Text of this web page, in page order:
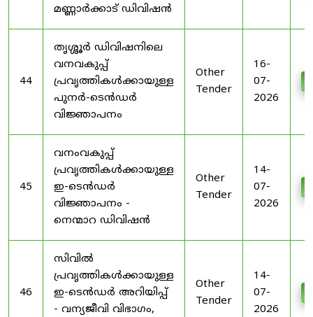
മണ്ണാർക്കാട് ഡിവിഷൻ
44
തൃശ്ശൂർ ഡിവിഷനിലെ
വനവകുപ്പ്
പ്രവൃത്തികൾക്കായുള്ള
പുനർ-ടെൻഡർ
വിജ്ഞാപനം
Other
Tender
16-
07-
2026
45
വനംവകുപ്പ്
പ്രവൃത്തികൾക്കായുള്ള
ഇ-ടെൻഡർ
വിജ്ഞാപനം -
നെന്മാറ ഡിവിഷൻ
Other
Tender
14-
07-
2026
46
സിവിൽ
പ്രവൃത്തികൾക്കായുള്ള
ഇ-ടെൻഡർ അറിയിപ്പ്
- വന്യജീവി വിഭാഗം,
Other
Tender
14-
07-
2026